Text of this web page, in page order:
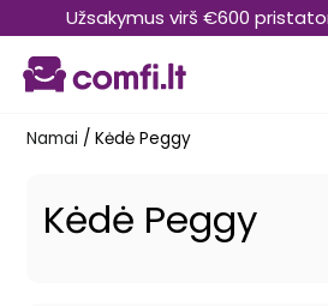
prie
turinio
Užsakymus virš €600
Namai / Kėdė Peggy
Kėdė Peggy